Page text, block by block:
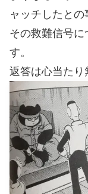
ャッチしたとの
その救難信号に
す。
返答は心当たり